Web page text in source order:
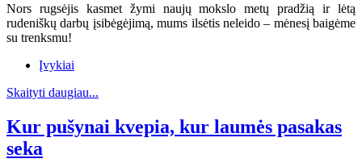
Nors rugsėjis kasmet žymi naujų mokslo metų pradžią ir lėtą
rudeniškų darbų įsibėgėjimą, mums ilsėtis neleido – mėnesį baigėme
su trenksmu!
Įvykiai
Skaityti daugiau...
Kur pušynai kvepia, kur laumės pasakas
seka